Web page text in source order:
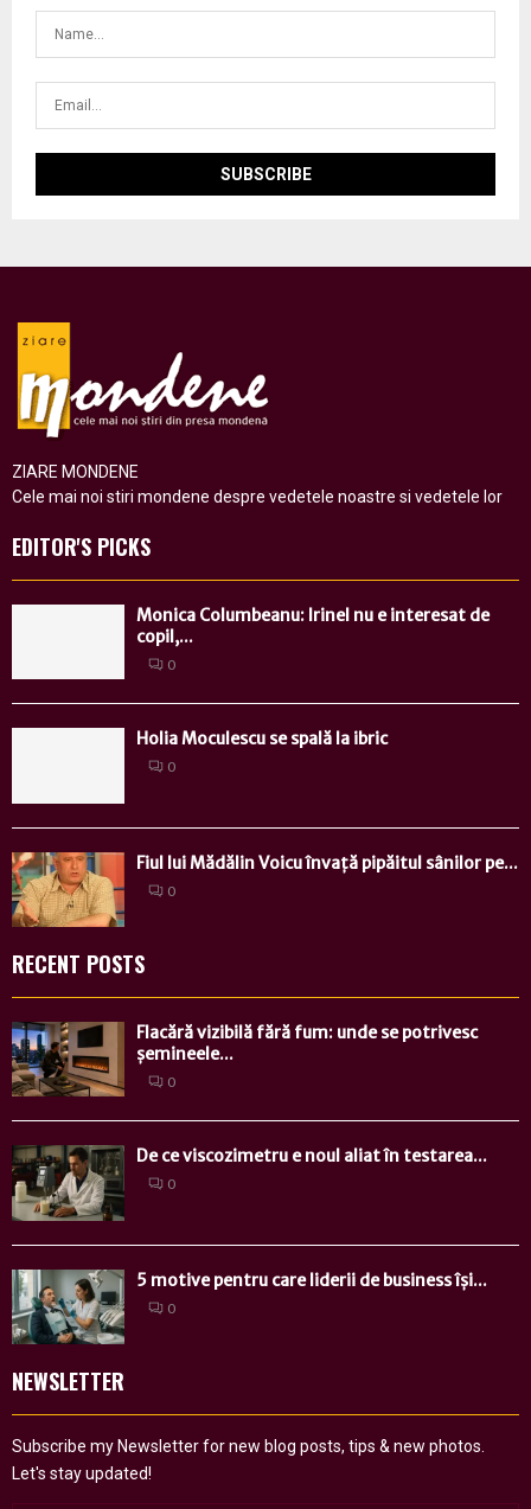
ZIARE MONDENE
Cele mai noi stiri mondene despre vedetele noastre si vedetele lor
EDITOR'S PICKS
Monica Columbeanu: Irinel nu e interesat de
copil,...
0
Holia Moculescu se spală la ibric
0
Fiul lui Mădălin Voicu învață pipăitul sânilor pe...
0
RECENT POSTS
Flacără vizibilă fără fum: unde se potrivesc
șemineele...
0
De ce viscozimetru e noul aliat în testarea...
0
5 motive pentru care liderii de business își...
0
NEWSLETTER
Subscribe my Newsletter for new blog posts, tips & new photos.
Let's stay updated!